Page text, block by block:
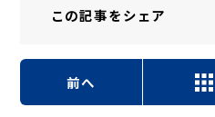
この記事をシェア
前へ